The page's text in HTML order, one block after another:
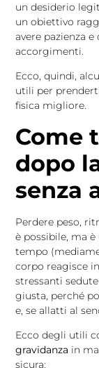
un desiderio
un obiettivo
avere pazienza
accorgimenti.
Ecco, quindi,
utili per
fisica migliore.
Come
dopo
senza
Perdere peso,
è possibile, ma
tempo
corpo reagisce
stressanti
giusta, perché
e, se allatti al
Ecco degli utili
gravidanza in
sicura: